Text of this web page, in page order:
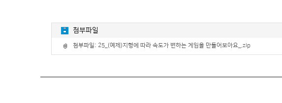
첨부파일
첨부파일: 25_(예제)지형에 따라 속도가 변하는 게임을 만들어보아요_.zip